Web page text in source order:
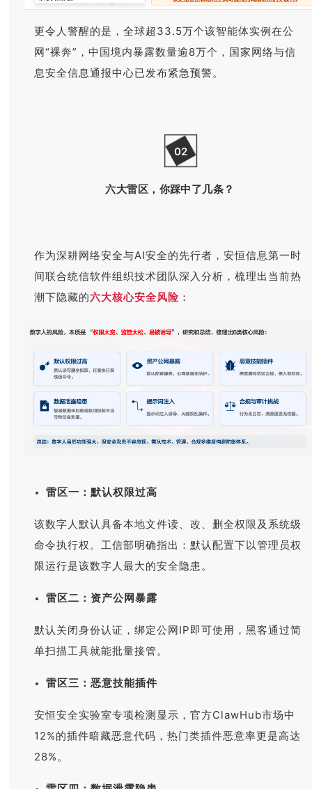
更令人警醒的是，全球超33.5万个该智能体实例在公
网“裸奔”，中国境内暴露数量逾8万个，国家网络与信
息安全信息通报中心已发布紧急预警。
02
六大雷区，你踩中了几条？
作为深耕网络安全与AI安全的先行者，安恒信息第一时
间联合统信软件组织技术团队深入分析，梳理出当前热
潮下隐藏的六大核心安全风险 ：
雷区一：默认权限过高
该数字人默认具备本地文件读、改、删全权限及系统级
命令执行权。工信部明确指出：默认配置下以管理员权
限运行是该数字人最大的安全隐患。
雷区二：资产公网暴露
默认关闭身份认证，绑定公网IP即可使用，黑客通过简
单扫描工具就能批量接管。
雷区三：恶意技能插件
安恒安全实验室专项检测显示，官方ClawHub市场中
12%的插件暗藏恶意代码，热门类插件恶意率更是高达
28%。